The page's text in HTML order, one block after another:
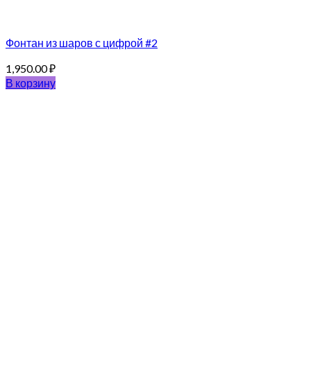
Фонтан из шаров с цифрой #2
1,950.00₽
В корзину